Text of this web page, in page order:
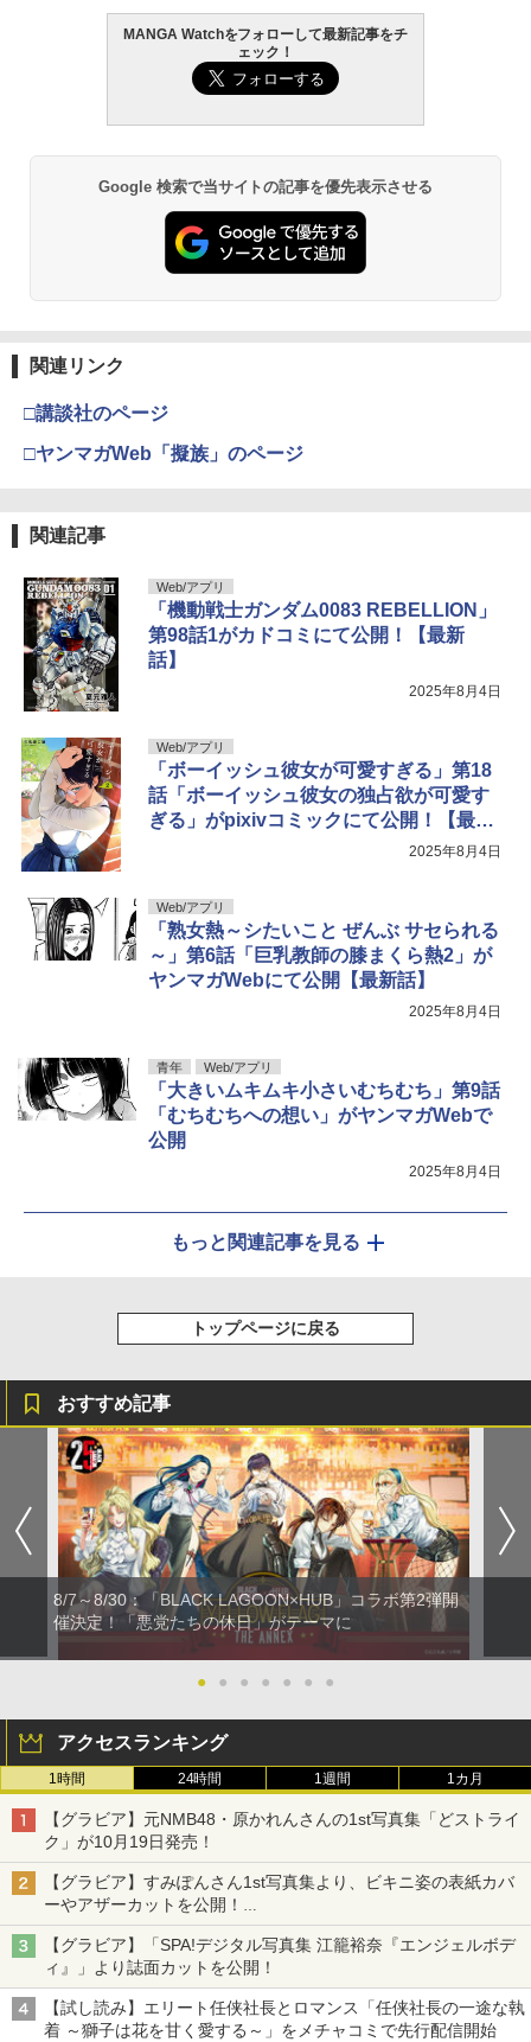
MANGA Watchをフォローして最新記事をチ
ェック！
Google 検索で当サイトの記事を優先表示させる
関連リンク
□講談社のページ
□ヤンマガWeb「擬族」のページ
関連記事
Web/アプリ
「機動戦士ガンダム0083 REBELLION」
第98話1がカドコミにて公開！【最新
話】
2025年8月4日
Web/アプリ
「ボーイッシュ彼女が可愛すぎる」第18
話「ボーイッシュ彼女の独占欲が可愛す
ぎる」がpixivコミックにて公開！【最新
2025年8月4日
Web/アプリ
「熟女熱～シたいこと ぜんぶ サセられる
～」第6話「巨乳教師の膝まくら熱2」が
ヤンマガWebにて公開【最新話】
2025年8月4日
青年 Web/アプリ
「大きいムキムキ小さいむちむち」第9話
「むちむちへの想い」がヤンマガWebで
公開
2025年8月4日
もっと関連記事を見る
トップページに戻る
おすすめ記事
8/7～8/30：「BLACK LAGOON×HUB」コラボ第2弾開
催決定！「悪党たちの休日」がテーマに
● ● ● ● ● ● ●
アクセスランキング
1時間 24時間 1週間 1カ月
【グラビア】元NMB48・原かれんさんの1st写真集「どストライ
ク」が10月19日発売！
【グラビア】すみぽんさん1st写真集より、ビキニ姿の表紙カバ
ーやアザーカットを公開！
タイトルは「offcourt（オフコート）」に決定
【グラビア】「SPA!デジタル写真集 江籠裕奈『エンジェルボデ
ィ』」より誌面カットを公開！
【試し読み】エリート任侠社長とロマンス「任侠社長の一途な執
着 ～獅子は花を甘く愛する～」をメチャコミで先行配信開始